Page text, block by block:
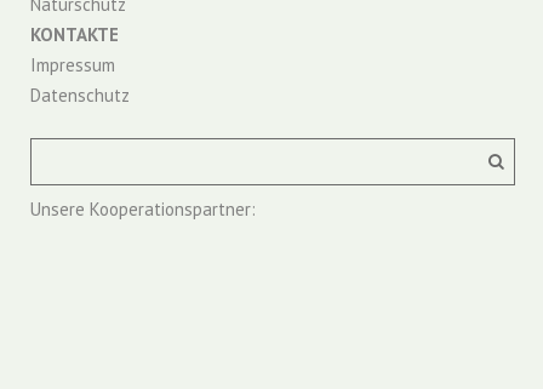
KONTAKTE
Impressum
Datenschutz
Unsere Kooperationspartner: